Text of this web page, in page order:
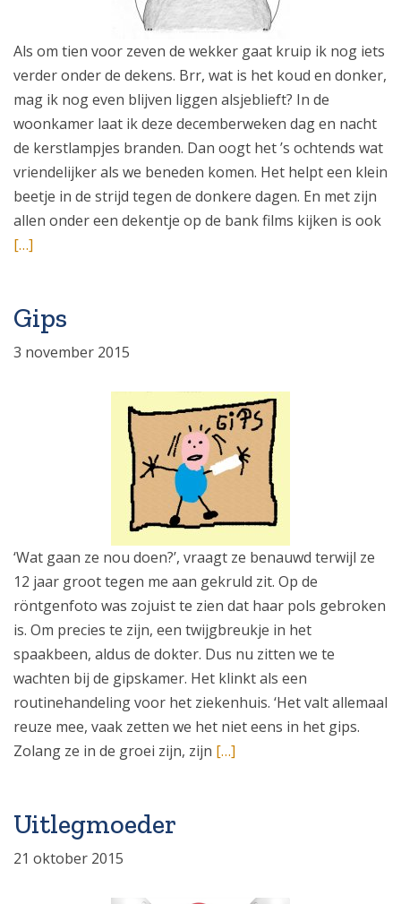
Als om tien voor zeven de wekker gaat kruip ik nog iets
verder onder de dekens. Brr, wat is het koud en donker,
mag ik nog even blijven liggen alsjeblieft? In de
woonkamer laat ik deze decemberweken dag en nacht
de kerstlampjes branden. Dan oogt het ’s ochtends wat
vriendelijker als we beneden komen. Het helpt een klein
beetje in de strijd tegen de donkere dagen. En met zijn
allen onder een dekentje op de bank films kijken is ook
[…]
Gips
3 november 2015
‘Wat gaan ze nou doen?’, vraagt ze benauwd terwijl ze
12 jaar groot tegen me aan gekruld zit. Op de
röntgenfoto was zojuist te zien dat haar pols gebroken
is. Om precies te zijn, een twijgbreukje in het
spaakbeen, aldus de dokter. Dus nu zitten we te
wachten bij de gipskamer. Het klinkt als een
routinehandeling voor het ziekenhuis. ‘Het valt allemaal
reuze mee, vaak zetten we het niet eens in het gips.
Zolang ze in de groei zijn, zijn […]
Uitlegmoeder
21 oktober 2015